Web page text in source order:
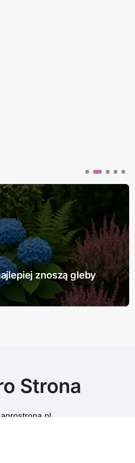
znoszą gleby
Strona
agrostrona.pl